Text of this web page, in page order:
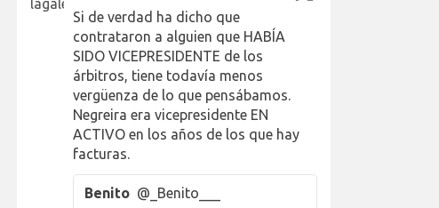
Si de verdad ha dicho que
contrataron a alguien que HABÍA
SIDO VICEPRESIDENTE de los
árbitros, tiene todavía menos
vergüenza de lo que pensábamos.
Negreira era vicepresidente EN
ACTIVO en los años de los que hay
facturas.
Benito @_Benito___